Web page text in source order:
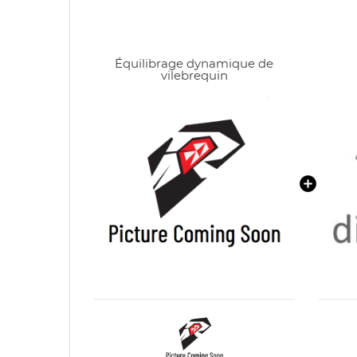
Équilibrage dynamique de
vilebrequin